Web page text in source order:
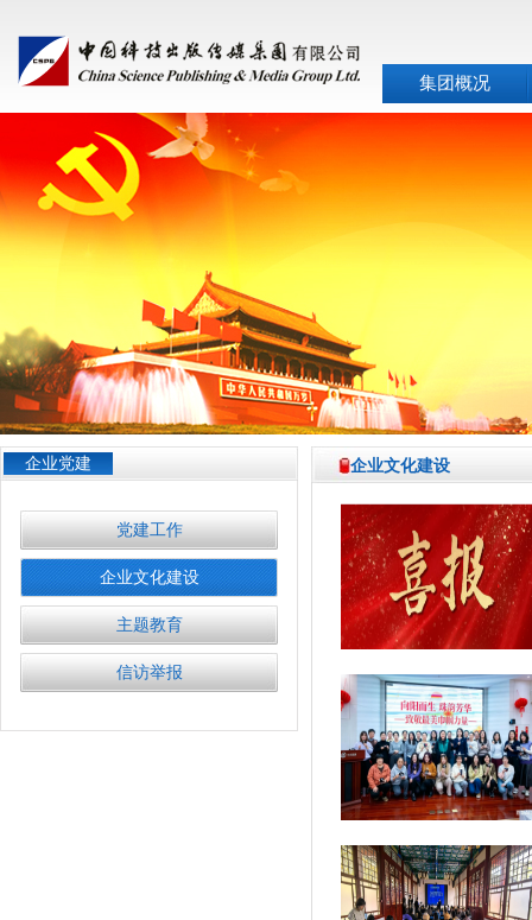
集团概况
企业党建
党建工作
企业文化建设
主题教育
信访举报
企业文化建设